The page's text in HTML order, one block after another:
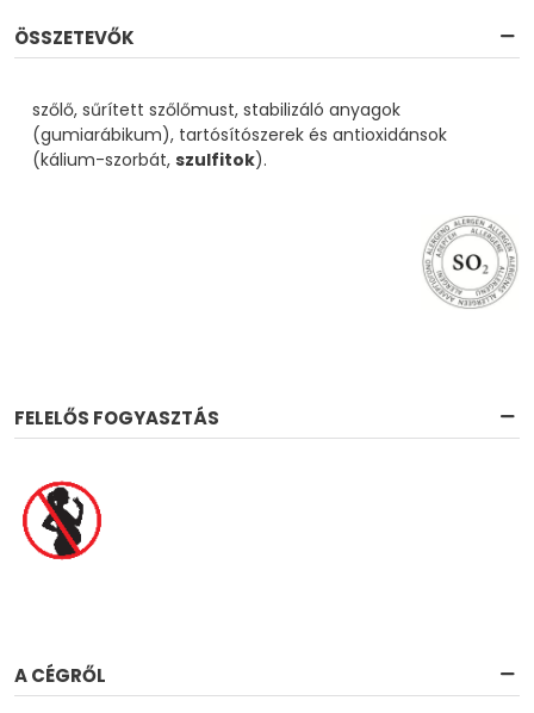
ÖSSZETEVŐK
szőlő, sűrített szőlőmust, stabilizáló anyagok
(gumiarábikum), tartósítószerek és antioxidánsok
(kálium-szorbát, szulfitok).
FELELŐS FOGYASZTÁS
A CÉGRŐL